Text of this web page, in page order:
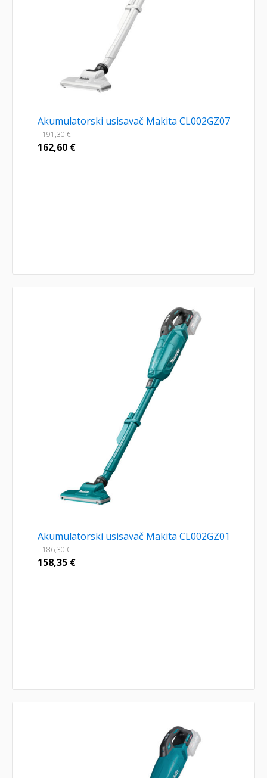
Akumulatorski usisavač Makita CL002GZ07
191,30€
162,60 €
Akumulatorski usisavač Makita CL002GZ01
186,30€
158,35 €